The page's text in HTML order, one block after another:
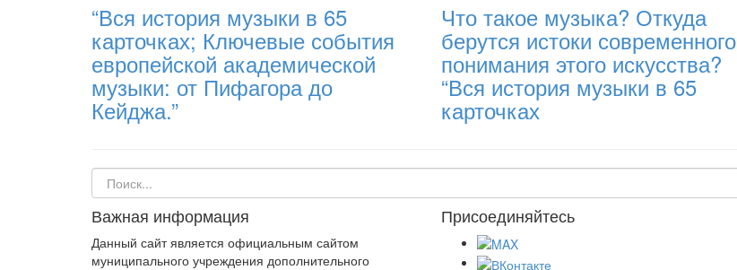
“Вся история музыки в 65
карточках; Ключевые события
европейской академической
музыки: от Пифагора до
Кейджа.”
Что такое музыка? Откуда
берутся истоки современного
понимания этого искусства?
“Вся история музыки в 65
карточках
Важная информация
Данный сайт является официальным сайтом
муниципального учреждения дополнительного
Присоединяйтесь